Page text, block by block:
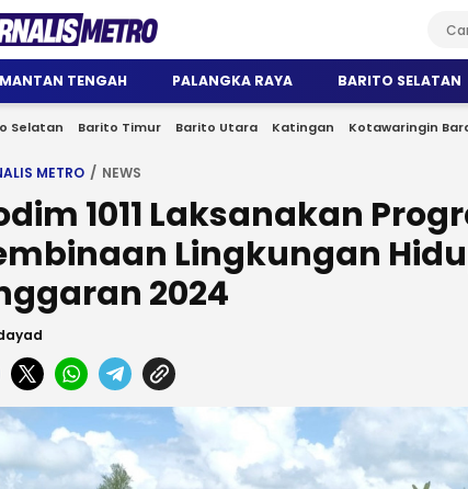
Metro
Wadah Informasi
TENGAH PALANGKA RAYA BARITO SELATAN
Selatan Barito Timur Barito Utara Katingan Kotawaringin
METRO NEWS
1011 Laksanakan
Lingkungan
2024